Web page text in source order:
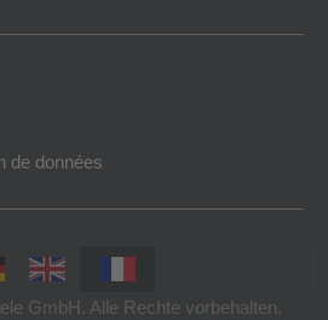
de données
GmbH. Alle Rechte vorbehalten.